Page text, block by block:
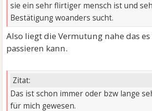
sie ein sehr flirtiger mensch ist und
Bestätigung woanders sucht.
Also liegt die Vermutung nahe das
passieren kann.
Zitat:
Das ist schon immer oder bzw lange
für mich gewesen.